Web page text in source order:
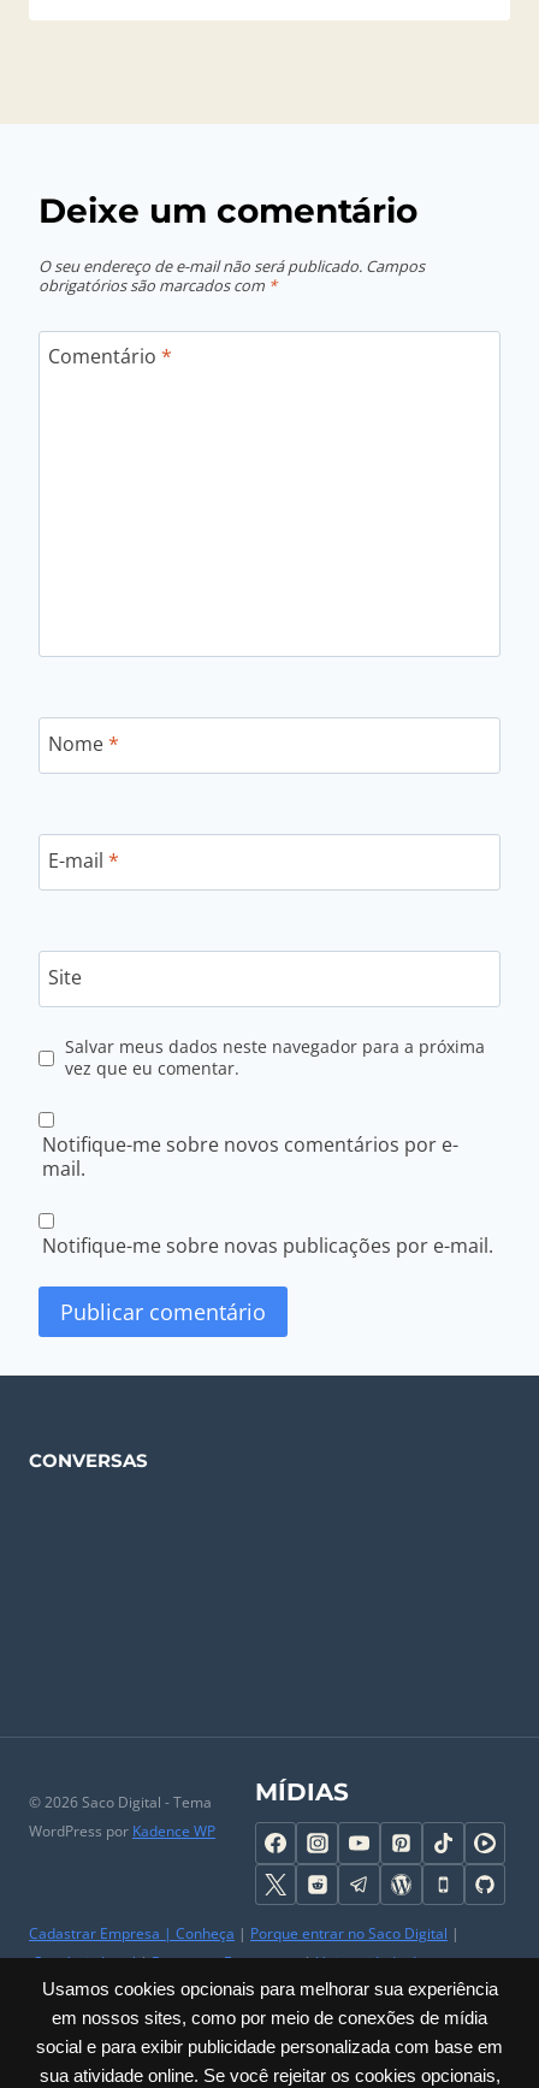
Usamos cookies opcionais para melhorar sua experiência
em nossos sites, como por meio de conexões de mídia
social e para exibir publicidade personalizada com base em
sua atividade online. Se você rejeitar os cookies opcionais,
Angela
Deixe um comentário
O seu endereço de e-mail não será publicado. Campos
obrigatórios são marcados com *
Comentário *
Nome*
E-mail *
Site
Salvar meus dados neste navegador para a próxima
vez que eu comentar.
Notifique-me sobre novos comentários por e-
mail.
Notifique-me sobre novas publicações por e-mail.
CONVERSAS
© 2026 Saco Digital - Tema
WordPress por Kadence WP
MÍDIAS
Cadastrar Empresa | Conheça | Porque entrar no Saco Digital |
Comércio Local|Perguntas Frequentes|Universidade do
Comerciante|Parceiros|Trabalhe Conosco|Ajuda|Contato & SAC
Mapa do Site| Sobre
Privacidade | Cookies Termos Políticas Acessibilidade